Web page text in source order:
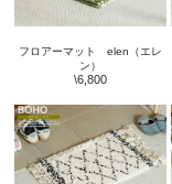
フロアーマット elen（エレ
ン）
\6,800